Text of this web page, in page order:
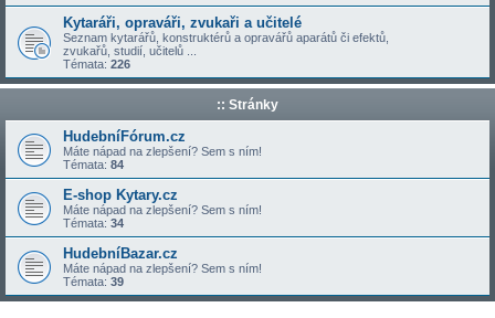
Kytaráři, opraváři, zvukaři a učitelé
Seznam kytarářů, konstruktérů a opravářů aparátů či efektů,
zvukařů, studií, učitelů ...
Témata: 226
:: Stránky
HudebníFórum.cz
Máte nápad na zlepšení? Sem s ním!
Témata: 84
E-shop Kytary.cz
Máte nápad na zlepšení? Sem s ním!
Témata: 34
HudebníBazar.cz
Máte nápad na zlepšení? Sem s ním!
Témata: 39